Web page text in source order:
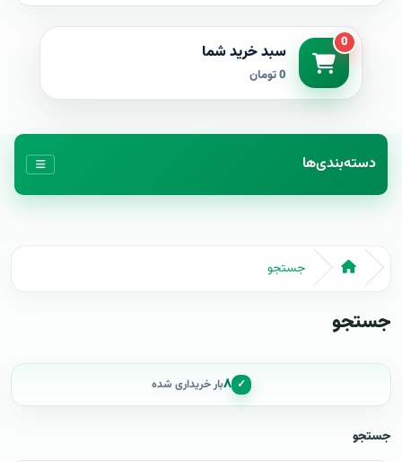
0 سبد خرید شما
0 تومان
دسته‌بندی‌ها
جستجو
جستجو
✓ ۸بار خریداری شده
جستجو